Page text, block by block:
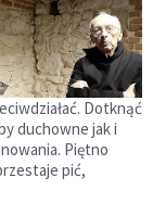
Dotknąć
duchowne jak i
Piętno
pić,